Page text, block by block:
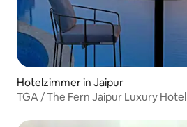
Hotelzimmer in Jaipur
TGA / The Fern Jaipur Luxury Hotel